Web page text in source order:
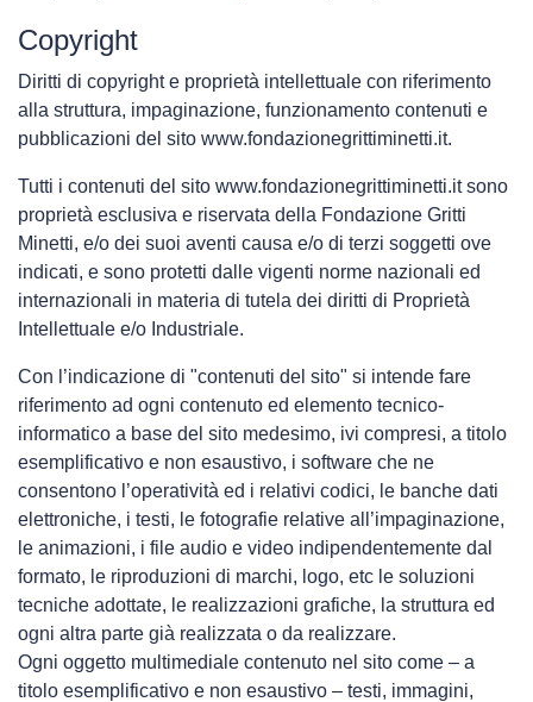
Attività
Contatti
Copyright
Diritti di copyright e proprietà intellettuale con riferimento
alla struttura, impaginazione, funzionamento contenuti e
pubblicazioni del sito www.fondazionegrittiminetti.it.
Tutti i contenuti del sito www.fondazionegrittiminetti.it sono
proprietà esclusiva e riservata della Fondazione Gritti
Minetti, e/o dei suoi aventi causa e/o di terzi soggetti ove
indicati, e sono protetti dalle vigenti norme nazionali ed
internazionali in materia di tutela dei diritti di Proprietà
Intellettuale e/o Industriale.
Con l’indicazione di "contenuti del sito" si intende fare
riferimento ad ogni contenuto ed elemento tecnico-
informatico a base del sito medesimo, ivi compresi, a titolo
esemplificativo e non esaustivo, i software che ne
consentono l’operatività ed i relativi codici, le banche dati
elettroniche, i testi, le fotografie relative all’impaginazione,
le animazioni, i file audio e video indipendentemente dal
formato, le riproduzioni di marchi, logo, etc le soluzioni
tecniche adottate, le realizzazioni grafiche, la struttura ed
ogni altra parte già realizzata o da realizzare.
Ogni oggetto multimediale contenuto nel sito come – a
titolo esemplificativo e non esaustivo – testi, immagini,